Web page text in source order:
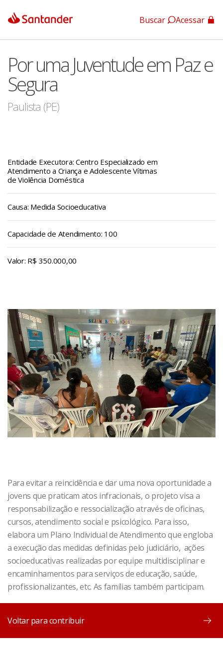
App Santander
App Santander Empresas
Buscar Acessar
Por uma Juventude em Paz e
Segura
Paulista (PE)
Entidade Executora: Centro Especializado em
Atendimento a Criança e Adolescente Vítimas
de Violência Doméstica
Causa: Medida Socioeducativa
Capacidade de Atendimento: 100
Valor: R$ 350.000,00
Para evitar a reincidência e dar uma nova oportunidade a
jovens que praticam atos infracionais, o projeto visa a
responsabilização e ressocialização através de oficinas,
cursos, atendimento social e psicológico. Para isso,
elabora um Plano Individual de Atendimento que engloba
a execução das medidas definidas pelo judiciário, ações
socioeducativas realizadas por equipe multidisciplinar e
encaminhamentos para serviços de educação, saúde,
profissionalizantes, etc. As famílias também participam.
Voltar para contribuir